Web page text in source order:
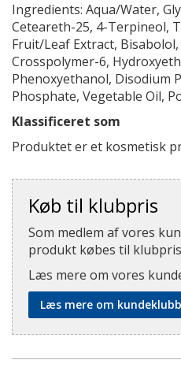
Ingredients: Aqua/Water,
Ceteareth-25, 4-Terpineol,
Fruit/Leaf Extract,
Crosspolymer-6,
Phenoxyethanol, Disodium
Phosphate, Vegetable Oil,
Klassificeret som
Produktet er et kosmetisk
Køb til klubpris
Som medlem af vores
produkt købes til
Læs mere om vores
Læs mere om